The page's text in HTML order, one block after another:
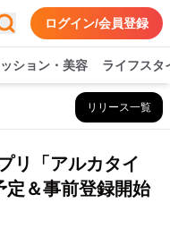
ログイン/会員登録
ション・美容 ライフスタ
リリース一覧
リ「アルカタイ
定＆事前登録開始